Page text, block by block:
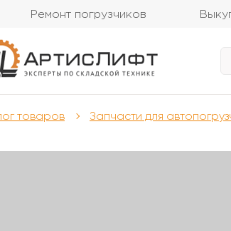
Ремонт погрузчиков
товаров Запчасти для